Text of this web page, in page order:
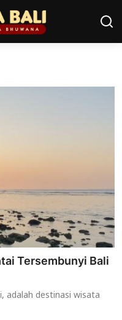
Tersembunyi Bali
adalah destinasi wisata